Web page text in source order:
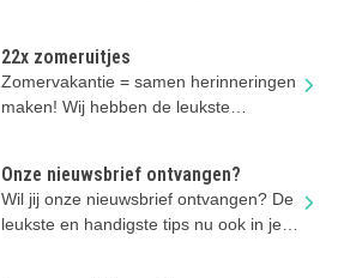
22x zomeruitjes
Zomervakantie = samen herinneringen
maken! Wij hebben de leukste
Onze nieuwsbrief ontvangen?
Wil jij onze nieuwsbrief ontvangen? De
leukste en handigste tips nu ook in je